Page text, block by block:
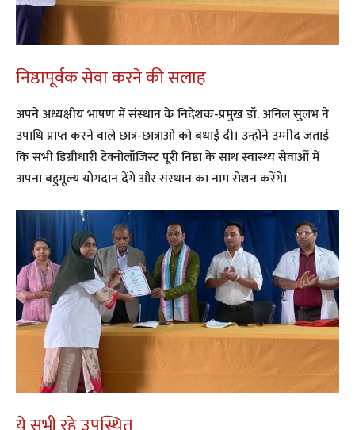
​निष्ठापूर्वक सेवा करने की सलाह
​अपने अध्यक्षीय भाषण में संस्थान के निदेशक-प्रमुख डॉ. अनिल सुलभ ने
उपाधि प्राप्त करने वाले छात्र-छात्राओं को बधाई दी। उन्होंने उम्मीद जताई
कि सभी डिग्रीधारी टेक्नोलॉजिस्ट पूरी निष्ठा के साथ स्वास्थ्य सेवाओं में
अपना बहुमूल्य योगदान देंगे और संस्थान का नाम रोशन करेंगे।